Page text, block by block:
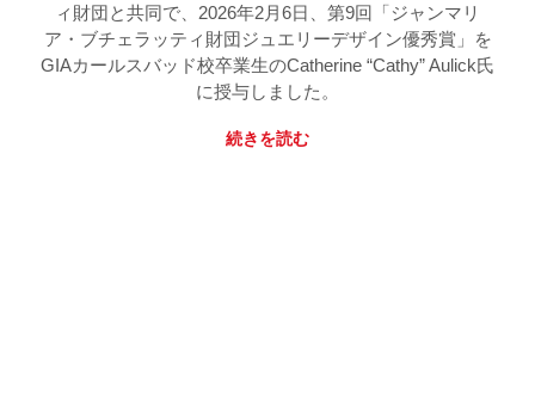
ィ財団と共同で、2026年2月6日、第9回「ジャンマリ
ア・ブチェラッティ財団ジュエリーデザイン優秀賞」を
GIAカールスバッド校卒業生のCatherine “Cathy” Aulick氏
に授与しました。
続きを読む